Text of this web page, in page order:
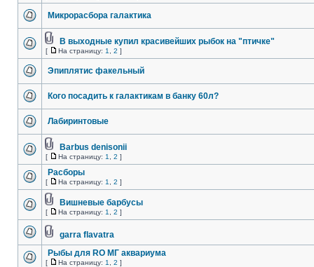
Микрорасбора галактика
В выходные купил красивейших рыбок на "птичке"
[ На страницу: 1 2 ]
Эпиплятис факельный
Кого посадить к галактикам в банку 60л?
Лабиринтовые
Barbus denisonii
[ На страницу: 1 2 ]
Расборы
[ На страницу: 1 2 ]
Вишневые барбусы
[ На страницу: 1 2 ]
garra flavatra
Рыбы для RO МГ аквариума
[ На страницу: 1 2 ]